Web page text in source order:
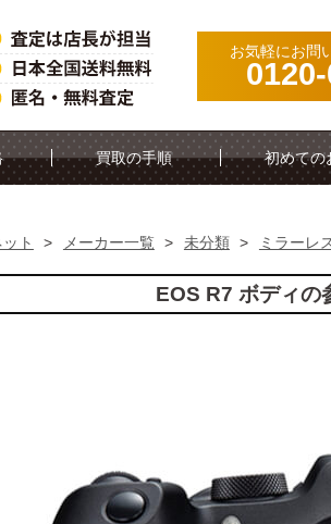
お気軽にお問
買取の手順 初めての
ト > メーカー一覧 > 未分類 > ミラーレ
EOS R7 ボディの